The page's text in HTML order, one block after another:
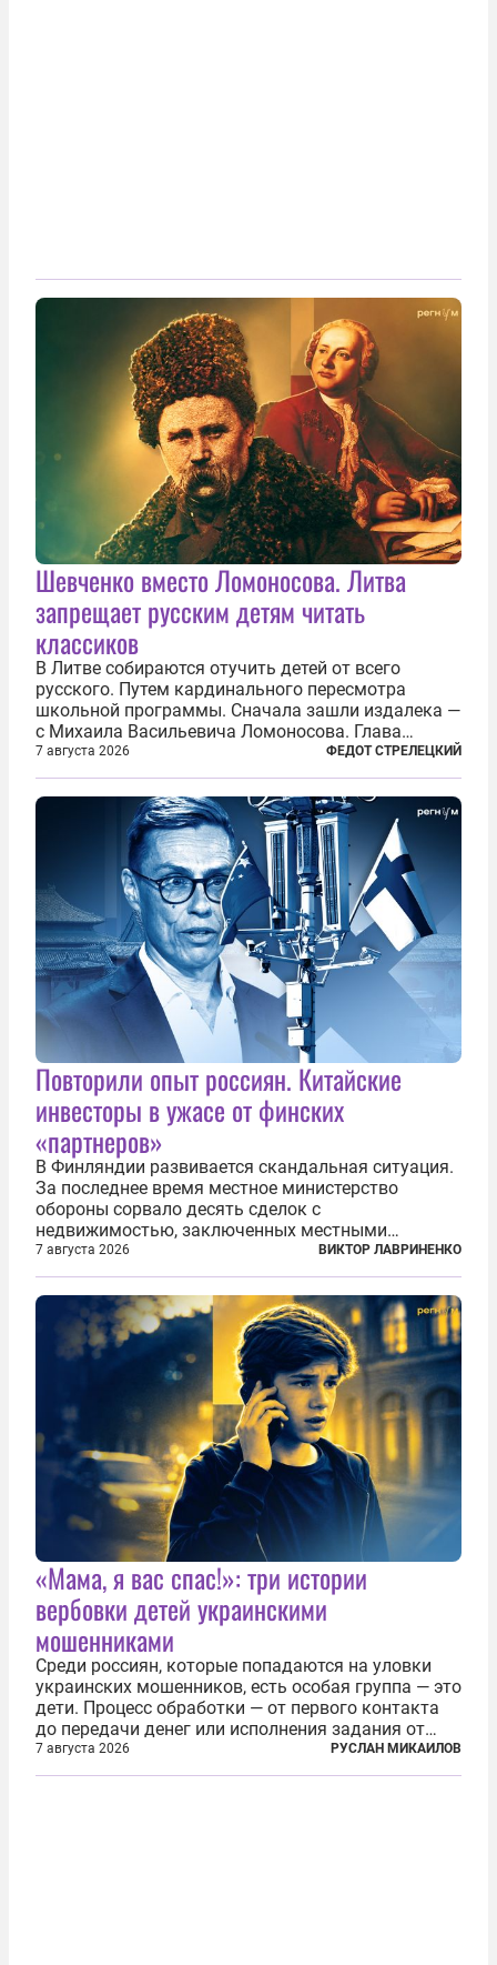
Шевченко вместо Ломоносова. Литва
запрещает русским детям читать
классиков
В Литве собираются отучить детей от всего
русского. Путем кардинального пересмотра
школьной программы. Сначала зашли издалека —
с Михаила Васильевича Ломоносова. Глава
правительства Литвы Миндаугас Синкявичюс
предложил исключить его тексты из программ
общего образования. Мотивировал он это тем,
7 августа 2026 ФЕДОТ СТРЕЛЕЦКИЙ
Повторили опыт россиян. Китайские
инвесторы в ужасе от финских
«партнеров»
В Финляндии развивается скандальная ситуация.
За последнее время местное министерство
обороны сорвало десять сделок с
недвижимостью, заключенных местными
фирмами с китайским капиталом. Чиновники
заявили, что они могли заключаться с целью
создания в Финляндии шпионской сети, чтобы
следить за...
7 августа 2026 ВИКТОР ЛАВРИНЕНКО
«Мама, я вас спас!»: три истории
вербовки детей украинскими
мошенниками
Среди россиян, которые попадаются на уловки
украинских мошенников, есть особая группа — это
дети. Процесс обработки — от первого контакта
до передачи денег или исполнения задания от
кураторов может занять от двух часов до
нескольких месяцев. Детей превращают в
7 августа 2026 РУСЛАН МИКАИЛОВ